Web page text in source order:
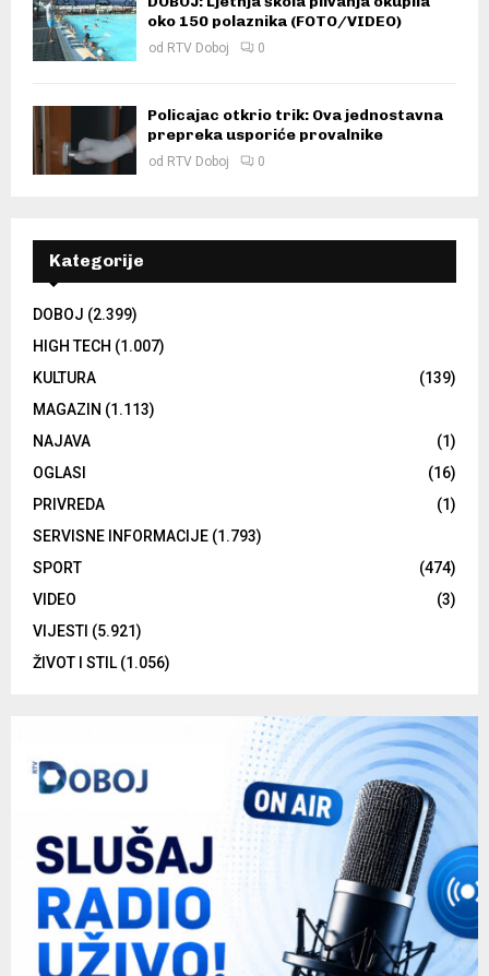
oko 150 polaznika (FOTO/VIDEO)
od RTV Doboj 0
Policajac otkrio trik: Ova jednostavna
prepreka usporiće provalnike
od RTV Doboj 0
Kategorije
DOBOJ (2.399)
HIGH TECH (1.007)
KULTURA
(139)
MAGAZIN (1.113)
NAJAVA
(1)
OGLASI
(16)
PRIVREDA
(1)
SERVISNE INFORMACIJE (1.793)
SPORT
(474)
VIDEO
(3)
VIJESTI (5.921)
ŽIVOT I STIL(1.056)